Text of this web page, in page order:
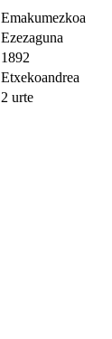
Emakumezkoa
Ezezaguna
1892
Etxekoandrea
2 urte